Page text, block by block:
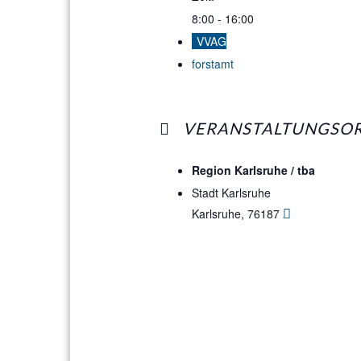
8:00 - 16:00
VVAG
forstamt
Region Karlsruhe / tba
Stadt Karlsruhe
Karlsruhe, 76187 Google Karte